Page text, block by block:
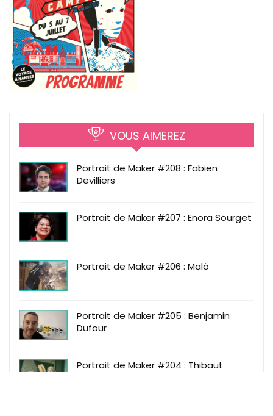
VOUS AIMEREZ
Portrait de Maker #208 : Fabien
Devilliers
Portrait de Maker #207 : Enora Sourget
Portrait de Maker #206 : Malò
Portrait de Maker #205 : Benjamin
Dufour
Portrait de Maker #204 : Thibaut